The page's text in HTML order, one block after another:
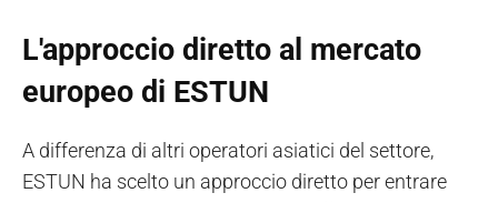
L'approccio diretto al mercato
europeo di ESTUN
A differenza di altri operatori asiatici del settore,
ESTUN ha scelto un approccio diretto per entrare